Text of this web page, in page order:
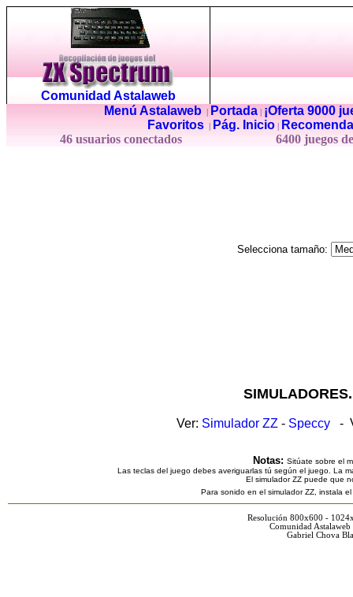
Comunidad Astalaweb
Menú Astalaweb| Portada|
¡Oferta 9000
Favoritos
Pág. Inicio
46 usuarios conectados
6400 juegos
Selecciona tamaño:
Ver: Simulador ZZ - Speccy -
Notas: Sitúate sobre el
Las teclas del juego debes averiguarlas tú según el juego. La
El simulador ZZ puede que
Para sonido en el simulador ZZ, instala
Resolución 800x600 -
Comunidad
Gabriel Chova